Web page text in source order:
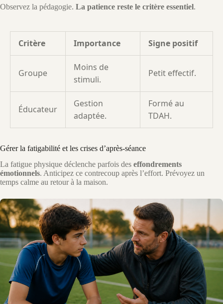
Observez la pédagogie. La patience reste le critère essentiel.
Critère Importance Signe positif
Groupe
Moins de
stimuli.
Petit effectif.
Éducateur
Gestion
adaptée.
Formé au
TDAH.
Gérer la fatigabilité et les crises d’après-séance
La fatigue physique déclenche parfois des effondrements
émotionnels. Anticipez ce contrecoup après l’effort. Prévoyez un
temps calme au retour à la maison.